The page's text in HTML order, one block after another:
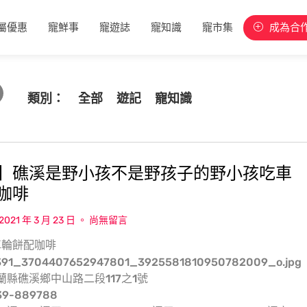
優惠 寵鮮事 寵遊誌 寵知識 寵市集 成為合
類別： 全部 遊記 寵知識
礁溪是野小孩不是野孩子的野小孩吃車
啡
年 3 月 23 日 尚無留言
餅配咖啡
縣礁溪鄉中山路二段117之1號
889788